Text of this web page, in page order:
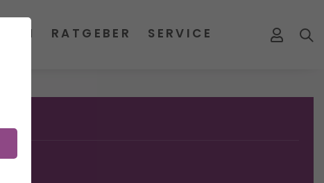
RATGEBER SERVICE